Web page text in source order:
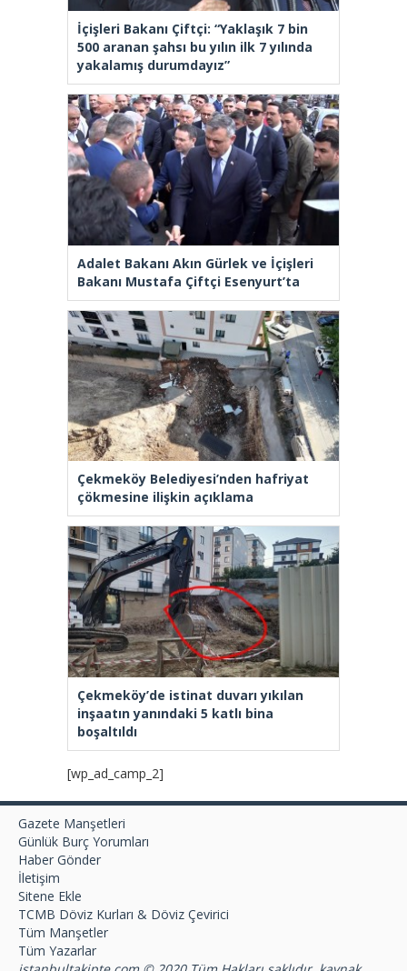
İçişleri Bakanı Çiftçi: “Yaklaşık 7 bin
500 aranan şahsı bu yılın ilk 7 yılında
yakalamış durumdayız”
Adalet Bakanı Akın Gürlek ve İçişleri
Bakanı Mustafa Çiftçi Esenyurt’ta
Çekmeköy Belediyesi’nden hafriyat
çökmesine ilişkin açıklama
Çekmeköy’de istinat duvarı yıkılan
inşaatın yanındaki 5 katlı bina
boşaltıldı
[wp_ad_camp_2]
Gazete Manşetleri
Günlük Burç Yorumları
Haber Gönder
İletişim
Sitene Ekle
TCMB Döviz Kurları & Döviz Çevirici
Tüm Manşetler
Tüm Yazarlar